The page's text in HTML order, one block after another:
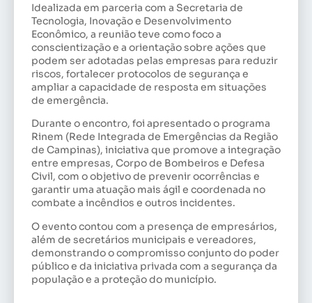
Idealizada em parceria com a Secretaria de
Tecnologia, Inovação e Desenvolvimento
Econômico, a reunião teve como foco a
conscientização e a orientação sobre ações que
podem ser adotadas pelas empresas para reduzir
riscos, fortalecer protocolos de segurança e
ampliar a capacidade de resposta em situações
de emergência.
Durante o encontro, foi apresentado o programa
Rinem (Rede Integrada de Emergências da Região
de Campinas), iniciativa que promove a integração
entre empresas, Corpo de Bombeiros e Defesa
Civil, com o objetivo de prevenir ocorrências e
garantir uma atuação mais ágil e coordenada no
combate a incêndios e outros incidentes.
O evento contou com a presença de empresários,
além de secretários municipais e vereadores,
demonstrando o compromisso conjunto do poder
público e da iniciativa privada com a segurança da
população e a proteção do município.